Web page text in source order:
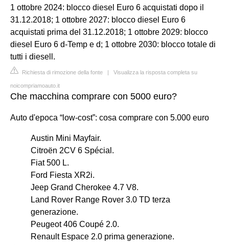
1 ottobre 2024: blocco diesel Euro 6 acquistati dopo il
31.12.2018; 1 ottobre 2027: blocco diesel Euro 6
acquistati prima del 31.12.2018; 1 ottobre 2029: blocco
diesel Euro 6 d-Temp e d; 1 ottobre 2030: blocco totale di
tutti i diesell.
Richiesta di rimozione della fonte | Visualizza la risposta completa su
noicompriamoauto.it
Che macchina comprare con 5000 euro?
Auto d'epoca “low-cost”: cosa comprare con 5.000 euro
Austin Mini Mayfair.
Citroën 2CV 6 Spécial.
Fiat 500 L.
Ford Fiesta XR2i.
Jeep Grand Cherokee 4.7 V8.
Land Rover Range Rover 3.0 TD terza
generazione.
Peugeot 406 Coupé 2.0.
Renault Espace 2.0 prima generazione.